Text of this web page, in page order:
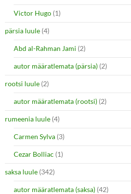
Victor Hugo (1)
pärsia luule (4)
Abd al-Rahman Jami (2)
autor määratlemata (pärsia) (2)
rootsi luule (2)
autor määratlemata (rootsi) (2)
rumeenia luule (4)
Carmen Sylva (3)
Cezar Bolliac (1)
saksa luule (342)
autor määratlemata (saksa) (42)